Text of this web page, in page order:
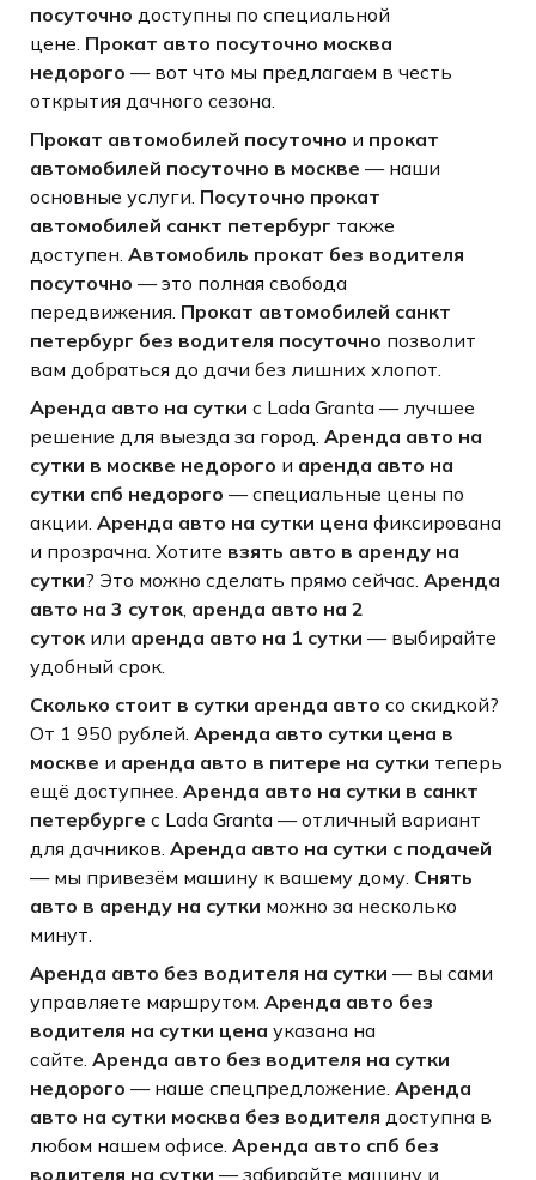
посуточно доступны по специальной
цене. Прокат авто посуточно москва
недорого — вот что мы предлагаем в честь
открытия дачного сезона.
Прокат автомобилей посуточно и прокат
автомобилей посуточно в москве — наши
основные услуги. Посуточно прокат
автомобилей санкт петербург также
доступен. Автомобиль прокат без водителя
посуточно — это полная свобода
передвижения. Прокат автомобилей санкт
петербург без водителя посуточно позволит
вам добраться до дачи без лишних хлопот.
Аренда авто на сутки с Lada Granta — лучшее
решение для выезда за город. Аренда авто на
сутки в москве недорого и аренда авто на
сутки спб недорого — специальные цены по
акции. Аренда авто на сутки ценафиксирована
и прозрачна. Хотите взять авто в аренду на
сутки? Это можно сделать прямо сейчас. Аренда
авто на 3 суток, аренда авто на 2
сутокили аренда авто на 1 сутки — выбирайте
удобный срок.
Сколько стоит в сутки аренда авто со скидкой?
От 1 950 рублей. Аренда авто сутки цена в
москве и аренда авто в питере на сутки теперь
ещё доступнее. Аренда авто на сутки в санкт
петербурге с Lada Granta — отличный вариант
для дачников. Аренда авто на сутки с подачей
— мы привезём машину к вашему дому. Снять
авто в аренду на сутки можно за несколько
минут.
Аренда авто без водителя на сутки — вы сами
управляете маршрутом. Аренда авто без
водителя на сутки ценауказана на
сайте. Аренда авто без водителя на сутки
недорого — наше спецпредложение. Аренда
авто на сутки москва без водителя доступна в
любом нашем офисе. Аренда авто спб без
водителя на сутки — забирайте машину и